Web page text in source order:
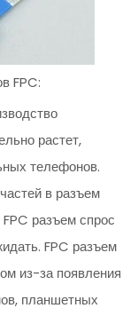
FPC:
растет,
телефонов.
в разъем
разъем спрос
FPC разъем
из-за появления
планшетных